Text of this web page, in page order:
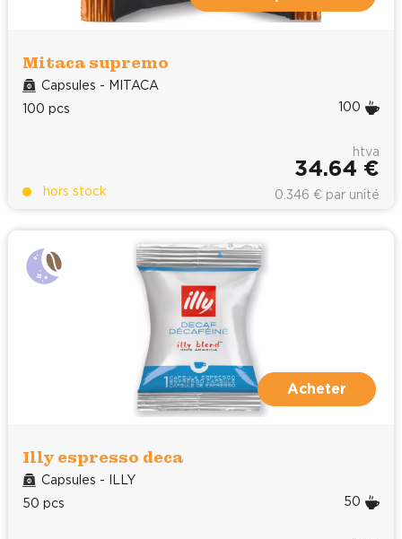
Mitaca supremo
Capsules - MITACA
100 pcs
100
hors stock
htva
34.64 €
0.346 € par unité
Acheter
Illy espresso deca
Capsules - ILLY
50 pcs
50